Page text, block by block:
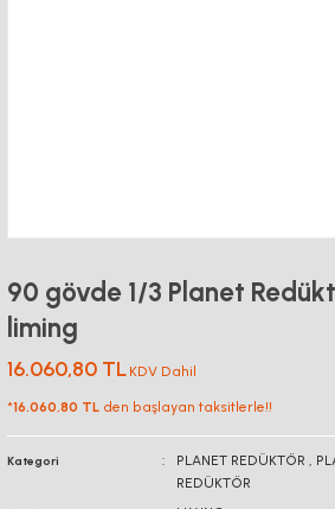
90 gövde 1/3 Planet
liming
16.060,80 TL KDV Dahil
*16.060,80 TL den başlayan taksitlerle!!
Kategori PLANET REDÜKTÖR ,
REDÜKTÖR